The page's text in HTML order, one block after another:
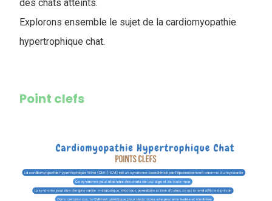
des chats atteints.
Explorons ensemble le sujet de la cardiomyopathie
hypertrophique chat.
Point clefs